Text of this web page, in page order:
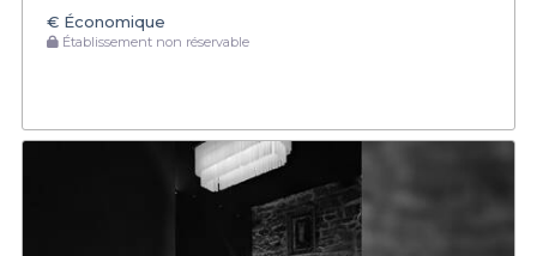
€ Économique
Établissement non réservable